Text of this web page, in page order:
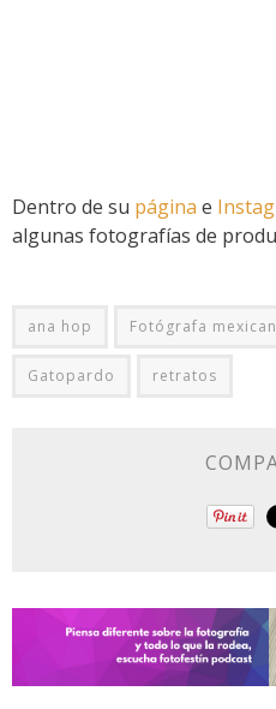
Dentro de su página e
algunas fotografías de
ana hop Fotógrafa
Gatopardo retratos